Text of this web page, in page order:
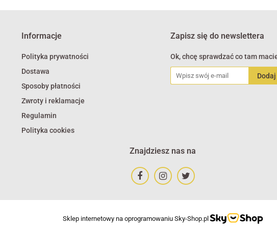
Informacje
Polityka prywatności
Dostawa
Sposoby płatności
Zwroty i reklamacje
Regulamin
Polityka cookies
Zapisz się do newslettera
Ok, chcę sprawdzać co tam
Znajdziesz nas na
Sklep internetowy na oprogramowaniu Sky-Shop.pl